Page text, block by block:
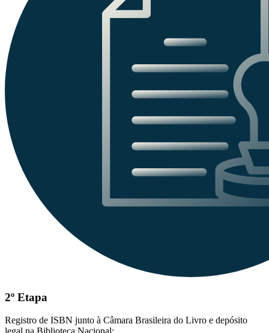
2º Etapa
Registro de ISBN junto à Câmara Brasileira do Livro e depósito